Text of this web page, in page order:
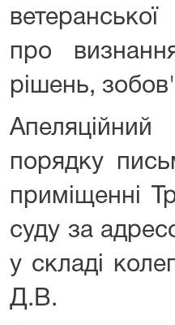
про
рішень,
порядку
приміщенні
суду за
у складі
Д.В.